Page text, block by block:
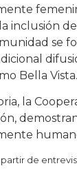
inclusión
se
Bella Vista.
la
de